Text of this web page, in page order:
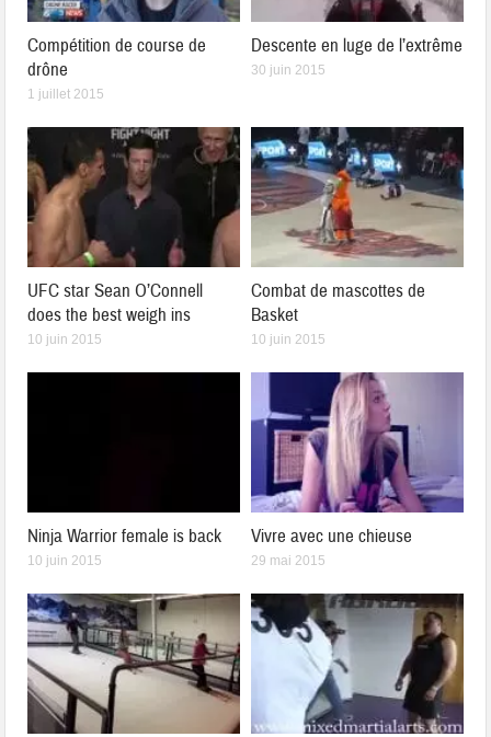
Compétition de course de
drône
1 juillet 2015
Descente en luge de l’extrême
30 juin 2015
UFC star Sean O’Connell
does the best weigh ins
10 juin 2015
Combat de mascottes de
Basket
10 juin 2015
Ninja Warrior female is back
10 juin 2015
Vivre avec une chieuse
29 mai 2015